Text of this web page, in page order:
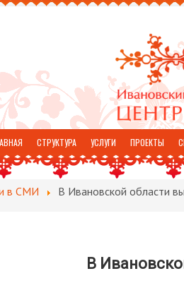
СТРУКТУРА УСЛУГИ ПРОЕКТЫ
в СМИ В Ивановской области
В